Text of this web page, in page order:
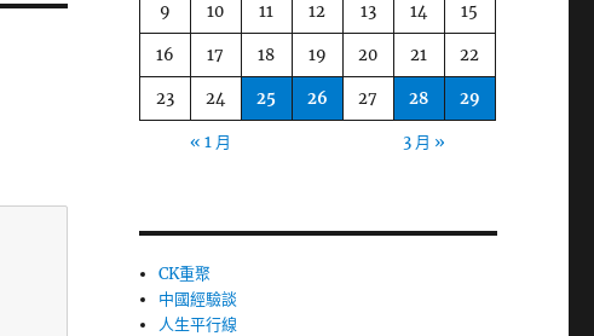
9 10 11 12 13 14 15
16 17 18 19 20 21 22
23 24 25 26 27 28 29
« 1 月 3 月 »
CK重聚
中國經驗談
人生平行線